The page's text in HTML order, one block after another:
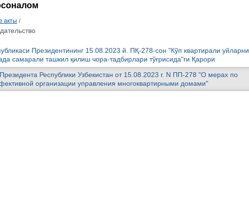
акты /
Президентининг 15.08.2023 й. ПҚ-278-сон "Кўп квартирали уйларни
самарали ташкил қилиш чора-тадбирлари тўғрисида"ги Қарори
Республики Узбекистан от 15.08.2023 г. N ПП-278 "О мерах по
организации управления многоквартирными домами"